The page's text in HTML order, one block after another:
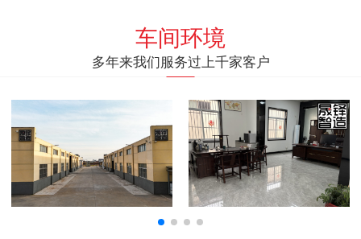
车间环境
多年来我们服务过上千家客户